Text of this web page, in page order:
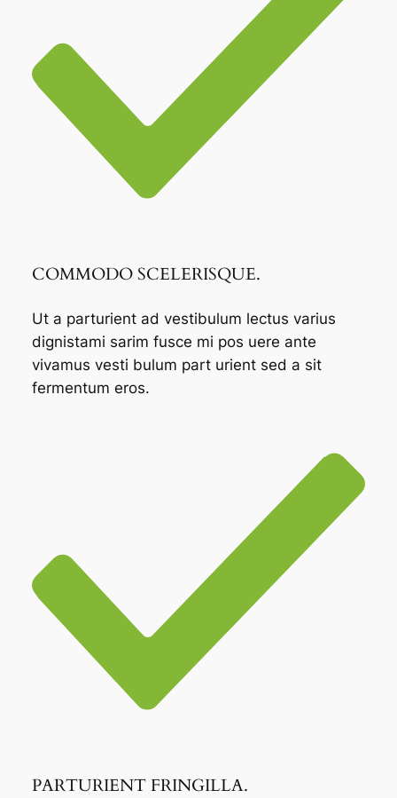
COMMODO SCELERISQUE.
Ut a parturient ad vestibulum lectus varius
dignistami sarim fusce mi pos uere ante
vivamus vesti bulum part urient sed a sit
fermentum eros.
PARTURIENT FRINGILLA.